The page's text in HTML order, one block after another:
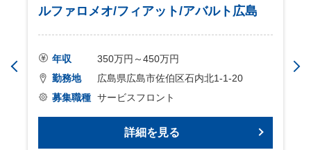
ルファロメオ/フィアット/アバルト広島
年収
350万円～450万円
勤務地
広島県広島市佐伯区石内北1-1-20
募集職種 サービスフロント
詳細を見る